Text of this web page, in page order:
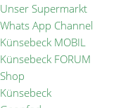
Unser Supermarkt
Whats App Channel
Künsebeck MOBIL
Künsebeck FORUM
Shop
Künsebeck